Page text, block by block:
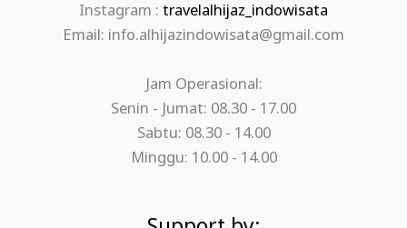
Instagram : travelalhijaz_indowisata
Email: info.alhijazindowisata@gmail.com
Jam Operasional:
Senin - Jumat: 08.30 - 17.00
Sabtu: 08.30 - 14.00
Minggu: 10.00 - 14.00